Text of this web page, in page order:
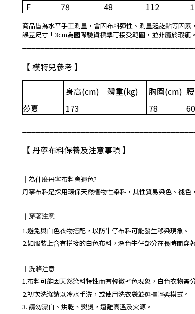
F
78 48 112
商品皆為水平手工測量，會因布料彈性、測量起訖點等因素
誤差尺寸±3cm為國際驗貨標準可接受範圍，並非屬於瑕疵。
【 模特兒參考 】
身高(cm) 體重(kg) 胸圍(cm)
莎夏
173 78 60
【 丹寧布料保養及注意事項 】
｜ 為什麼丹寧布料會退色?
丹寧布料是採用環保天然植物性染料，其性質易染色、褪
｜ 穿著注意
1.避免與白色衣物搭配，以防牛仔布料可能發生移染現象。
2.如服裝上含有拼接的白色布料，深色牛仔部分在長時間穿
｜ 洗滌注意
1.布料可能因天然染料特性而有輕微掉色現象，白色衣物需
2.初次洗滌請以冷水手洗，或使用洗衣袋並選擇輕柔模式。
3. 請勿漂白、烘乾、熨燙，遠離高溫及火源。